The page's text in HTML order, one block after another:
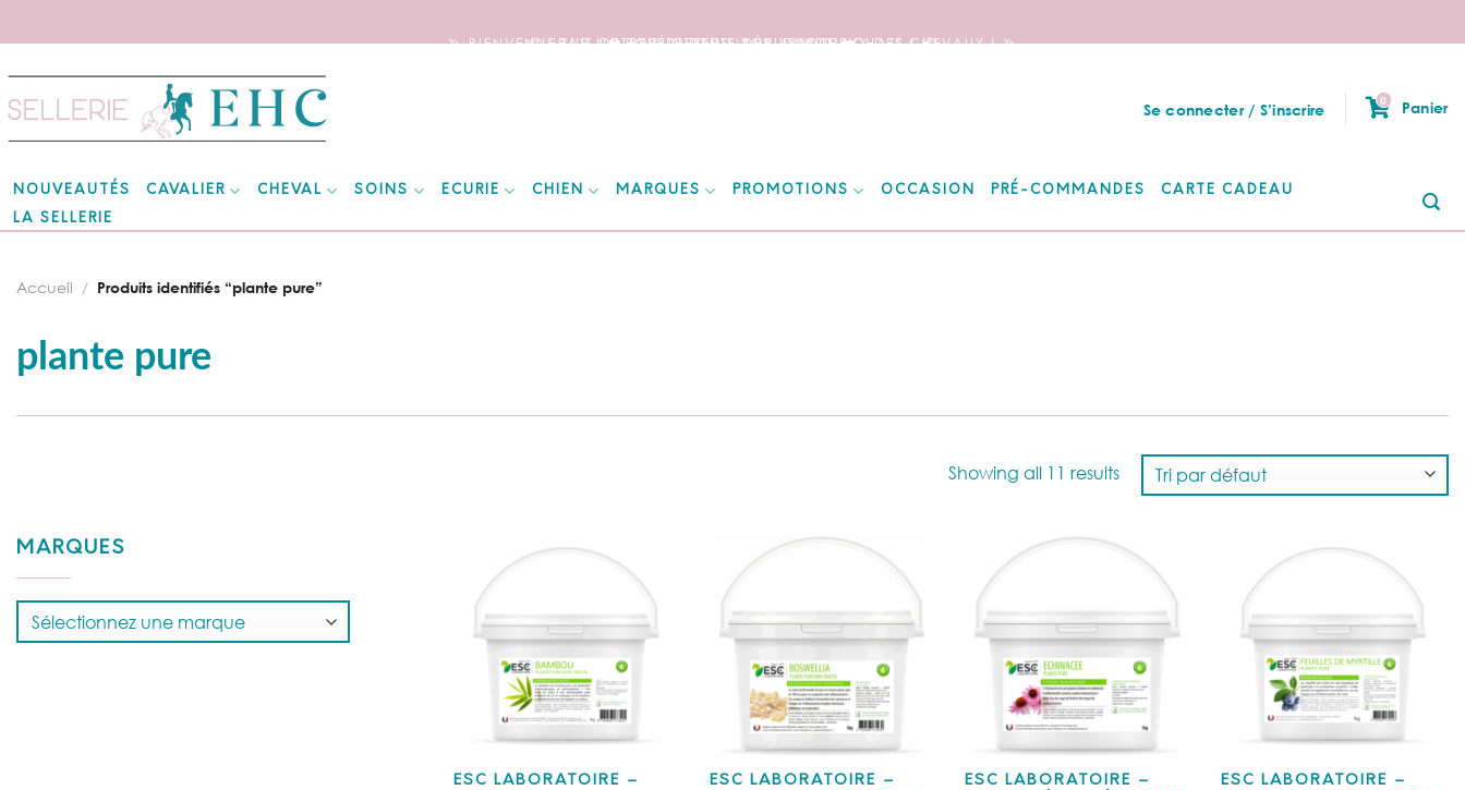
🦄 BIENVENUE SUR NOTRE SITE DEDIE AUX AMOUREUX DES CHEVAUX ! 🦄
📦 FRAIS DE PORT OFFERTS DÈS 150€ D’ACHATS ! 📦
❤️ EXPÉDITIONS WORLDWIDE ❤️
to
content
Se connecter / S’inscrire
0 Panier
NOUVEAUTÉS CAVALIER CHEVAL SOINS ECURIE CHIEN MARQUES PROMOTIONS OCCASION PRÉ-COMMANDES
CARTE CADEAU
LA SELLERIE
plante pure
Accueil / Produits identifiés “plante pure”
Showing all 11 results
MARQUES
ESC LABORATOIRE –
ESC LABORATOIRE –
ESC LABORATOIRE –
ESC LABORATOIRE –